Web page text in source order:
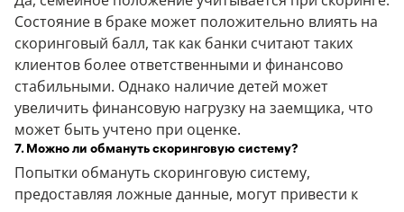
Состояние в браке может положительно влиять на
скоринговый балл, так как банки считают таких
клиентов более ответственными и финансово
стабильными. Однако наличие детей может
увеличить финансовую нагрузку на заемщика, что
может быть учтено при оценке.
7. Можно ли обмануть скоринговую систему?
Попытки обмануть скоринговую систему,
предоставляя ложные данные, могут привести к